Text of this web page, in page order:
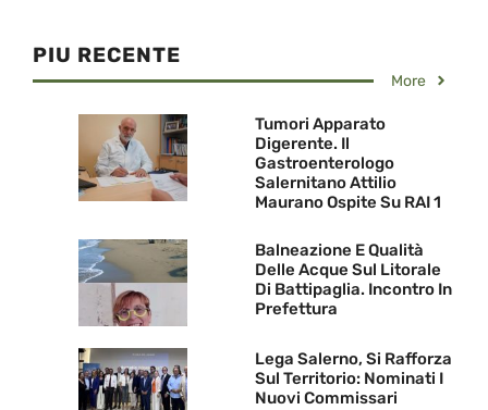
PIU RECENTE
More
Tumori Apparato
Digerente. Il
Gastroenterologo
Salernitano Attilio
Maurano Ospite Su RAI 1
Balneazione E Qualità
Delle Acque Sul Litorale
Di Battipaglia. Incontro In
Prefettura
Lega Salerno, Si Rafforza
Sul Territorio: Nominati I
Nuovi Commissari